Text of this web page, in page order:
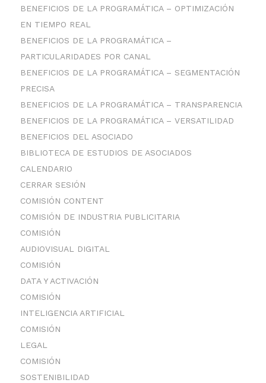
BENEFICIOS DE LA PROGRAMÁTICA – OPTIMIZACIÓN
EN TIEMPO REAL
BENEFICIOS DE LA PROGRAMÁTICA –
PARTICULARIDADES POR CANAL
BENEFICIOS DE LA PROGRAMÁTICA – SEGMENTACIÓN
PRECISA
BENEFICIOS DE LA PROGRAMÁTICA – TRANSPARENCIA
BENEFICIOS DE LA PROGRAMÁTICA – VERSATILIDAD
BENEFICIOS DEL ASOCIADO
BIBLIOTECA DE ESTUDIOS DE ASOCIADOS
CALENDARIO
CERRAR SESIÓN
COMISIÓN CONTENT
COMISIÓN DE INDUSTRIA PUBLICITARIA
COMISIÓN
AUDIOVISUAL DIGITAL
COMISIÓN
DATA Y ACTIVACIÓN
COMISIÓN
INTELIGENCIA ARTIFICIAL
COMISIÓN
LEGAL
COMISIÓN
SOSTENIBILIDAD